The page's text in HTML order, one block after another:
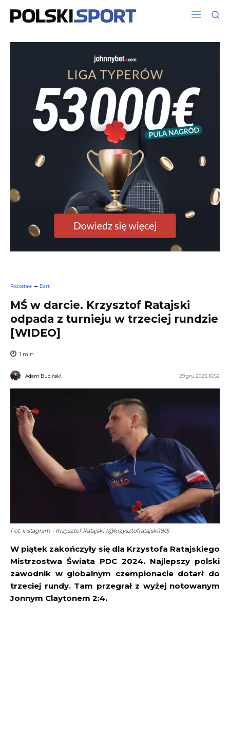
Pozostałe Dart
MŚ w darcie. Krzysztof Ratajski
odpada z turnieju w trzeciej rundzie
[WIDEO]
1 min.
Adam Buciński 29 gru 2023, 16:52
Fot. Instagram - Krzysztof Ratajski (@krzysztofratajski180)
W piątek zakończyły się dla Krzystofa Ratajskiego
Mistrzostwa Świata PDC 2024. Najlepszy polski
zawodnik w globalnym czempionacie dotarł do
trzeciej rundy. Tam przegrał z wyżej notowanym
Jonnym Claytonem 2:4.